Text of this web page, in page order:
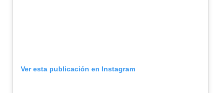
Ver esta publicación en Instagram